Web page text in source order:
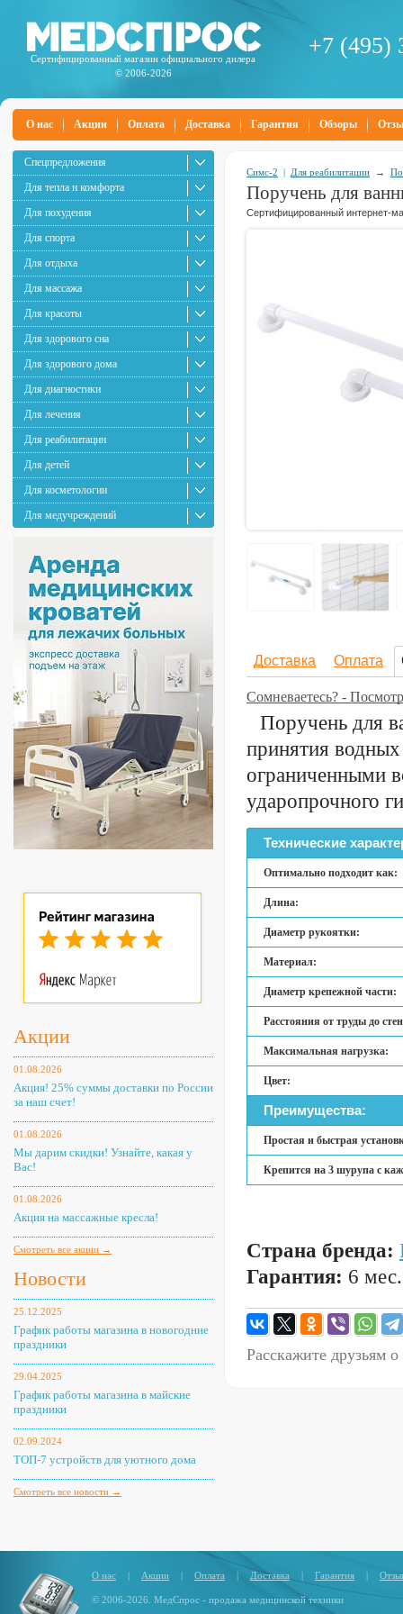
Сертифицированный магазин официального дилера
© 2006-2026
+7 (495)
О нас Акции Оплата Доставка Гарантия Обзоры
Спецпредложения
Для тепла и комфорта
Для похудения
Для спорта
Для отдыха
Для массажа
Для красоты
Для здорового сна
Для здорового дома
Для диагностики
Для лечения
Для реабилитации
Для детей
Для косметологии
Для медучреждений
Акции
01.08.2026
Акция! 25% суммы доставки по России
за наш счет!
01.08.2026
Мы дарим скидки! Узнайте, какая у
Вас!
01.08.2026
Акция на массажные кресла!
Смотреть все акции →
Новости
25.12.2025
График работы магазина в новогодние
праздники
29.04.2025
График работы магазина в майские
праздники
02.09.2024
ТОП-7 устройств для уютного дома
Смотреть все новости →
Симс-2 | Для реабилитации →
Поручень для
Сертифицированный интернет-
Доставка Оплата
Сомневаетесь? -
Поручень для
принятия
ограниченными
ударопрочного
Технические
Оптимально подходит как:
Длина:
Диаметр рукоятки:
Материал:
Диаметр крепежной части:
Расстояния от труды до
Максимальная нагрузка:
Цвет:
Преимущества:
Простая и быстрая
Крепится на 3 шурупа с
Страна бренда:
Гарантия: 6 мес.
Расскажите друзьям
О нас | Акции | Оплата | Доставка | Гарантия |
© 2006-2026. МедСпрос - продажа медицинской техники